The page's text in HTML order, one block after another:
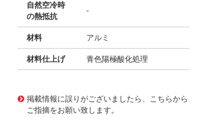
自然空冷時
の熱抵抗
-
材料 アルミ
材料仕上げ 青色陽極酸化処理
掲載情報に誤りがございましたら、こちらから
ご指摘をお願い致します。